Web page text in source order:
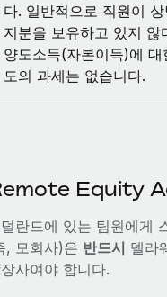
다. 일반적으로 직원이
지분을 보유하고 있지 않
양도소득(자본이득)에 대
도의 과세는 없습니다.
Equity
란드에 있는 팀원에게
, 모회사)은 반드시 델라
사여야 합니다.